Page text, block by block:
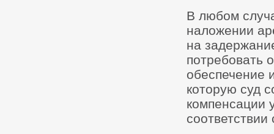
В любом
наложении
на
потребовать
обеспечение
которую суд
компенсации